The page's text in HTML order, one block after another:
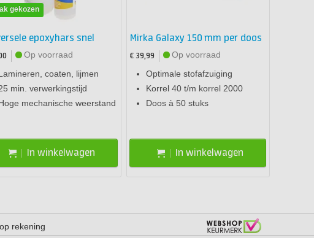
gekozen
epoxyhars snel
Op voorraad
coaten, lijmen
min. verwerkingstijd
mechanische weerstand
In winkelwagen
Mirka Galaxy 150 mm per doos
€ 39,99
Op voorraad
Optimale stofafzuiging
Korrel 40 t/m korrel 2000
Doos à 50 stuks
In winkelwagen
rekening